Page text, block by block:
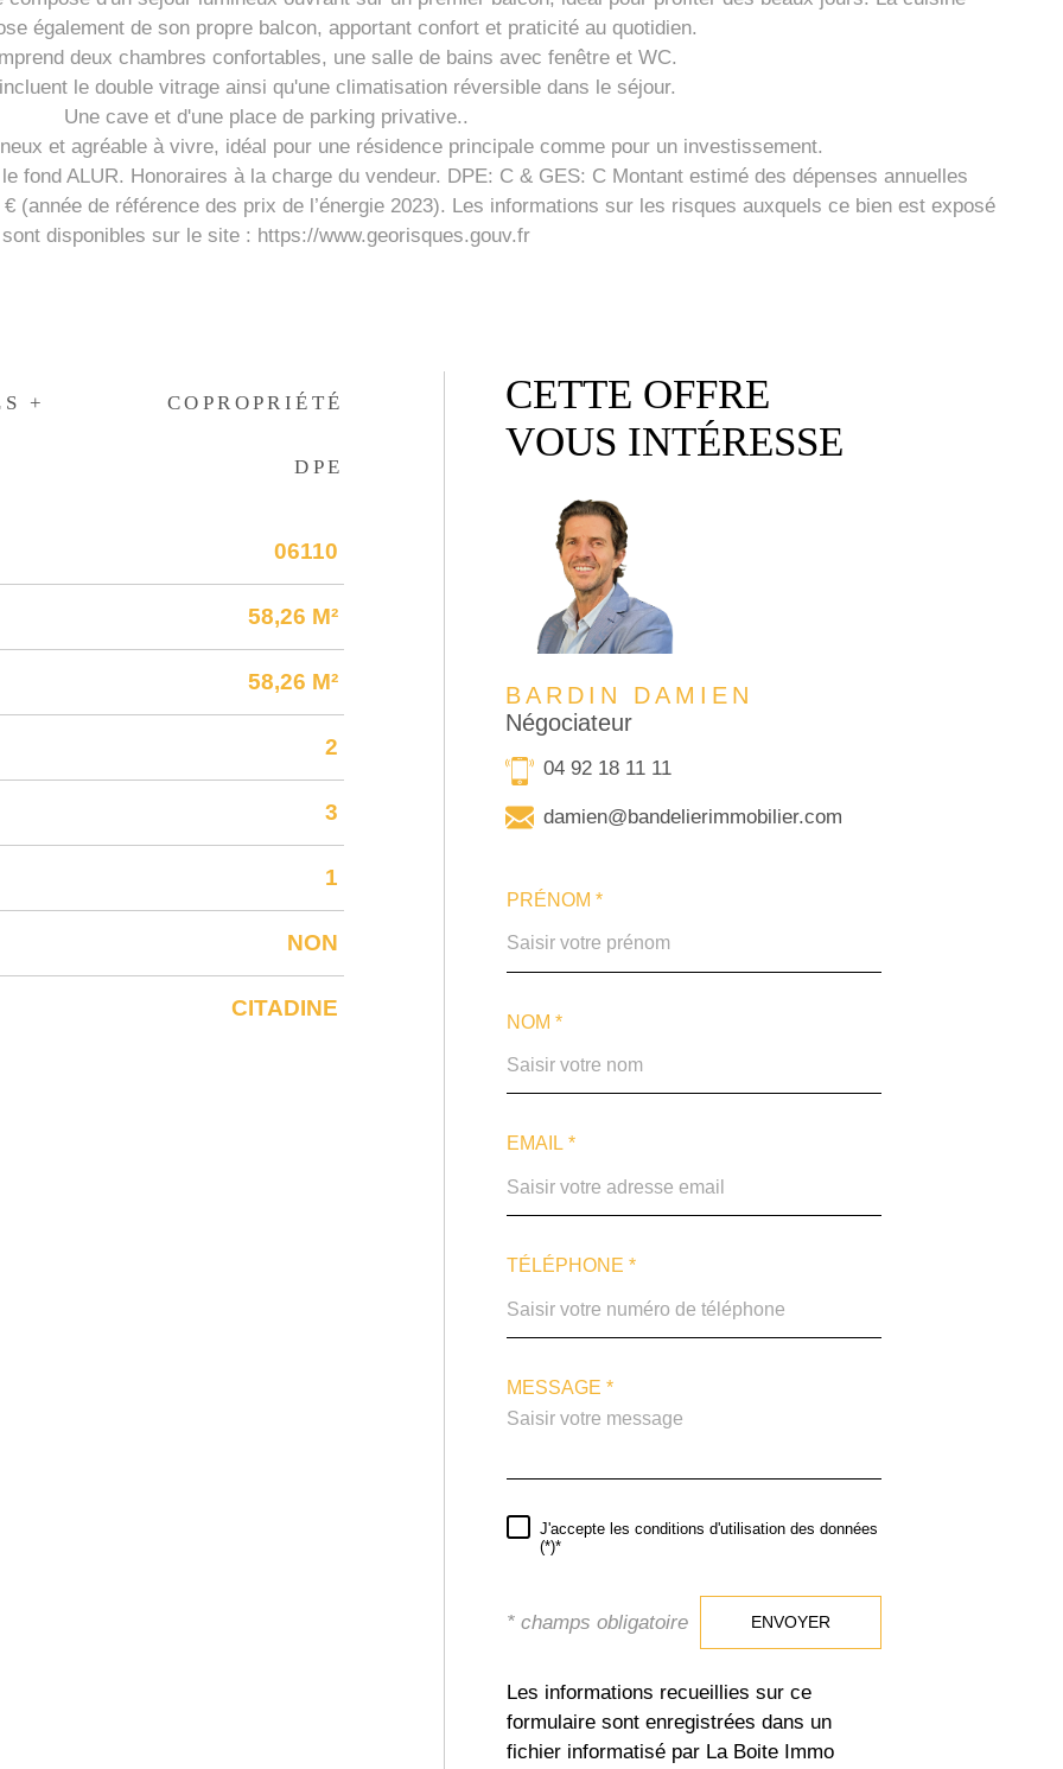
également de son propre balcon, apportant confort et praticité au quotidien.
deux chambres confortables, une salle de bains avec fenêtre et WC.
le double vitrage ainsi qu'une climatisation réversible dans le séjour.
Une cave et d'une place de parking privative..
et agréable à vivre, idéal pour une résidence principale comme pour un investissement.
fond ALUR. Honoraires à la charge du vendeur. DPE: C & GES: C Montant estimé des dépenses annuelles
(année de référence des prix de l’énergie 2023). Les informations sur les risques auxquels ce bien est exposé
sont disponibles sur le site : https://www.georisques.gouv.fr
+ COPROPRIÉTÉ
DPE
06110
58,26 M²
58,26 M²
2
3
1
NON
CITADINE
CETTE OFFRE
VOUS INTÉRESSE
BARDIN DAMIEN
Négociateur
04 92 18 11 11
damien@bandelierimmobilier.com
PRÉNOM *
NOM *
EMAIL *
TÉLÉPHONE *
MESSAGE *
J'accepte les conditions d'utilisation des données
(*)*
* champs obligatoire ENVOYER
Les informations recueillies sur ce
formulaire sont enregistrées dans un
fichier informatisé par La Boite Immo